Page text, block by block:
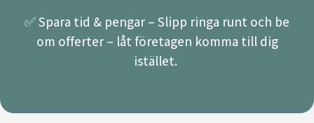
✅ Spara tid & pengar – Slipp ringa runt och be
om offerter – låt företagen komma till dig
istället.